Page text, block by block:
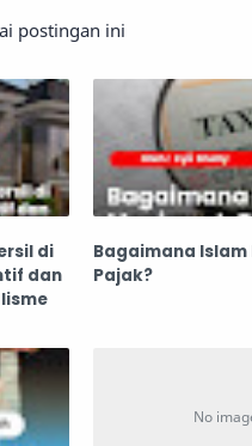
postingan ini
di
dan
Bagaimana
Pajak?